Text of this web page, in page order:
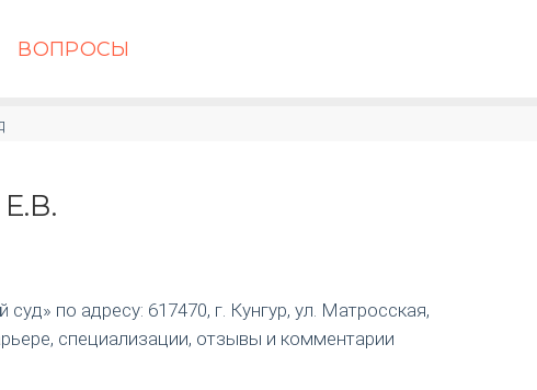
ВОПРОСЫ
по адресу: 617470, г. Кунгур, ул. Матросская,
специализации, отзывы и комментарии